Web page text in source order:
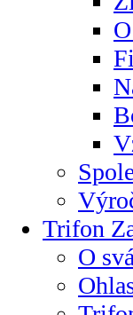
Trifon
O